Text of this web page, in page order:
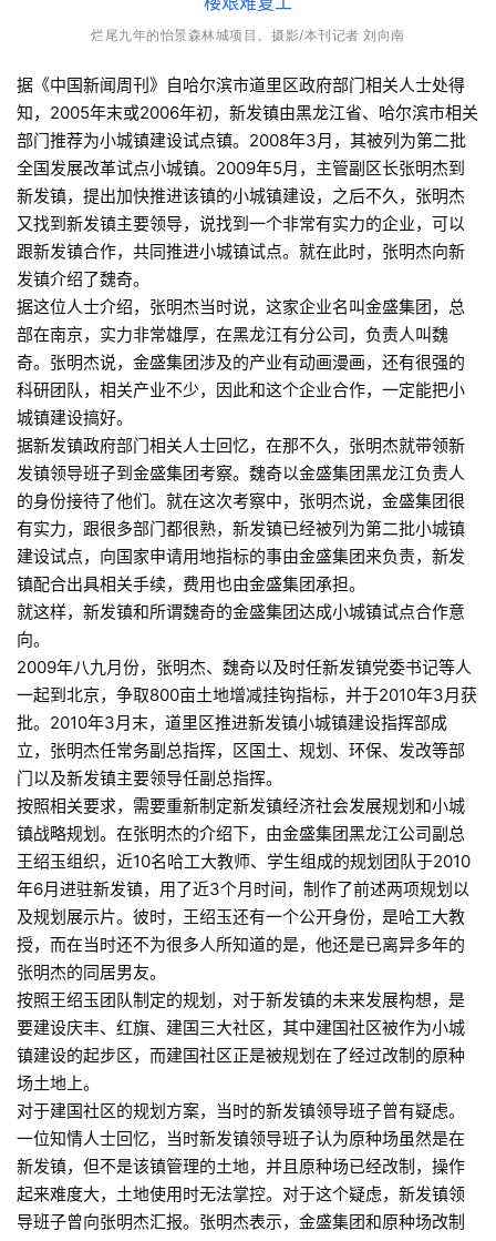
烂尾九年的怡景森林城项目。摄影/本刊记者 刘向南
据《中国新闻周刊》自哈尔滨市道里区政府部门相关人士处得
知，2005年末或2006年初，新发镇由黑龙江省、哈尔滨市相关
部门推荐为小城镇建设试点镇。2008年3月，其被列为第二批
全国发展改革试点小城镇。2009年5月，主管副区长张明杰到
新发镇，提出加快推进该镇的小城镇建设，之后不久，张明杰
又找到新发镇主要领导，说找到一个非常有实力的企业，可以
跟新发镇合作，共同推进小城镇试点。就在此时，张明杰向新
发镇介绍了魏奇。
据这位人士介绍，张明杰当时说，这家企业名叫金盛集团，总
部在南京，实力非常雄厚，在黑龙江有分公司，负责人叫魏
奇。张明杰说，金盛集团涉及的产业有动画漫画，还有很强的
科研团队，相关产业不少，因此和这个企业合作，一定能把小
城镇建设搞好。
据新发镇政府部门相关人士回忆，在那不久，张明杰就带领新
发镇领导班子到金盛集团考察。魏奇以金盛集团黑龙江负责人
的身份接待了他们。就在这次考察中，张明杰说，金盛集团很
有实力，跟很多部门都很熟，新发镇已经被列为第二批小城镇
建设试点，向国家申请用地指标的事由金盛集团来负责，新发
镇配合出具相关手续，费用也由金盛集团承担。
就这样，新发镇和所谓魏奇的金盛集团达成小城镇试点合作意
向。
2009年八九月份，张明杰、魏奇以及时任新发镇党委书记等人
一起到北京，争取800亩土地增减挂钩指标，并于2010年3月获
批。2010年3月末，道里区推进新发镇小城镇建设指挥部成
立，张明杰任常务副总指挥，区国土、规划、环保、发改等部
门以及新发镇主要领导任副总指挥。
按照相关要求，需要重新制定新发镇经济社会发展规划和小城
镇战略规划。在张明杰的介绍下，由金盛集团黑龙江公司副总
王绍玉组织，近10名哈工大教师、学生组成的规划团队于2010
年6月进驻新发镇，用了近3个月时间，制作了前述两项规划以
及规划展示片。彼时，王绍玉还有一个公开身份，是哈工大教
授，而在当时还不为很多人所知道的是，他还是已离异多年的
张明杰的同居男友。
按照王绍玉团队制定的规划，对于新发镇的未来发展构想，是
要建设庆丰、红旗、建国三大社区，其中建国社区被作为小城
镇建设的起步区，而建国社区正是被规划在了经过改制的原种
场土地上。
对于建国社区的规划方案，当时的新发镇领导班子曾有疑虑。
一位知情人士回忆，当时新发镇领导班子认为原种场虽然是在
新发镇，但不是该镇管理的土地，并且原种场已经改制，操作
起来难度大，土地使用时无法掌控。对于这个疑虑，新发镇领
导班子曾向张明杰汇报。张明杰表示，金盛集团和原种场改制